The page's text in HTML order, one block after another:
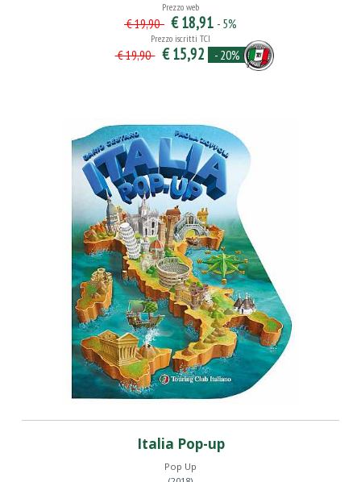
Prezzo web
€ 19,90 € 18,91 - 5%
Prezzo iscritti TCI
€ 19,90 € 15,92 - 20%
Italia Pop-up
Pop Up